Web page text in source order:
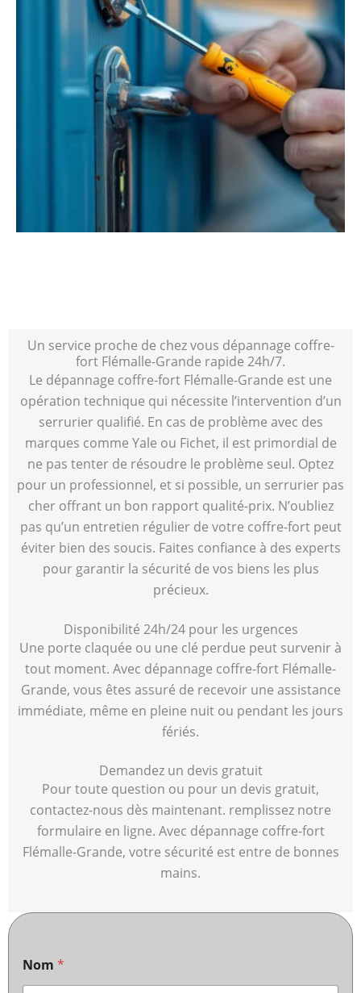
Un service proche de chez vous dépannage coffre-
fort Flémalle-Grande rapide 24h/7.
Le dépannage coffre-fort Flémalle-Grande est une
opération technique qui nécessite l’intervention d’un
serrurier qualifié. En cas de problème avec des
marques comme Yale ou Fichet, il est primordial de
ne pas tenter de résoudre le problème seul. Optez
pour un professionnel, et si possible, un serrurier pas
cher offrant un bon rapport qualité-prix. N’oubliez
pas qu’un entretien régulier de votre coffre-fort peut
éviter bien des soucis. Faites confiance à des experts
pour garantir la sécurité de vos biens les plus
précieux.
Disponibilité 24h/24 pour les urgences
Une porte claquée ou une clé perdue peut survenir à
tout moment. Avec dépannage coffre-fort Flémalle-
Grande, vous êtes assuré de recevoir une assistance
immédiate, même en pleine nuit ou pendant les jours
fériés.
Demandez un devis gratuit
Pour toute question ou pour un devis gratuit,
contactez-nous dès maintenant. remplissez notre
formulaire en ligne. Avec dépannage coffre-fort
Flémalle-Grande, votre sécurité est entre de bonnes
mains.
Nom *